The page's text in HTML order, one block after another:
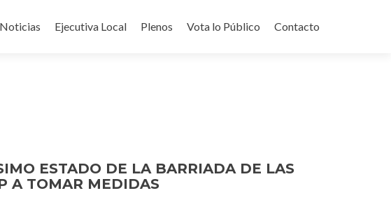
Noticias Ejecutiva Local Plenos Vota lo Público Contacto
ESTADO DE LA BARRIADA DE LAS
A TOMAR MEDIDAS